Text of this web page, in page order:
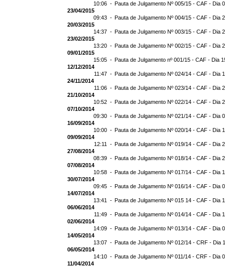
10:06 - Pauta de Julgamento Nº 005/15 - CAF - Dia
23/04/2015
09:43 - Pauta de Julgamento Nº 004/15 - CAF - Dia
20/03/2015
14:37 - Pauta de Julgamento Nº 003/15 - CAF - Dia
23/02/2015
13:20 - Pauta de Julgamento Nº 002/15 - CAF - Dia
09/01/2015
15:05 - Pauta de Julgamento nº 001/15 - CAF - Dia
12/12/2014
11:47 - Pauta de Julgamento Nº 024/14 - CAF - Dia
24/11/2014
11:06 - Pauta de Julgamento Nº 023/14 - CAF - Dia
21/10/2014
10:52 - Pauta de Julgamento Nº 022/14 - CAF - Dia
07/10/2014
09:30 - Pauta de Julgamento Nº 021/14 - CAF - Dia
16/09/2014
10:00 - Pauta de Julgamento Nº 020/14 - CAF - Dia
09/09/2014
12:11 - Pauta de Julgamento Nº 019/14 - CAF - Dia
27/08/2014
08:39 - Pauta de Julgamento Nº 018/14 - CAF - Dia
07/08/2014
10:58 - Pauta de Julgamento Nº 017/14 - CAF - Dia
30/07/2014
09:45 - Pauta de Julgamento Nº 016/14 - CAF - Dia
14/07/2014
13:41 - Pauta de Julgamento Nº 015 14 - CAF - Dia
06/06/2014
11:49 - Pauta de Julgamento Nº 014/14 - CAF - Dia
02/06/2014
14:09 - Pauta de Julgamento Nº 013/14 - CAF - Dia
14/05/2014
13:07 - Pauta de Julgamento Nº 012/14 - CRF - Dia
06/05/2014
14:10 - Pauta de Julgamento Nº 011/14 - CRF - Dia
11/04/2014